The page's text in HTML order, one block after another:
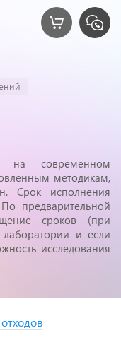
на современном
методикам,
Срок исполнения
предварительной
сроков (при
и если
исследования